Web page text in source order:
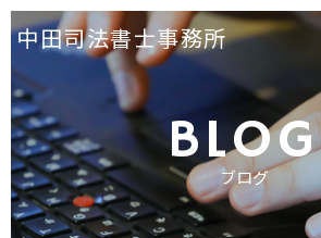
中田司法書士事務所
BLOG
ブログ